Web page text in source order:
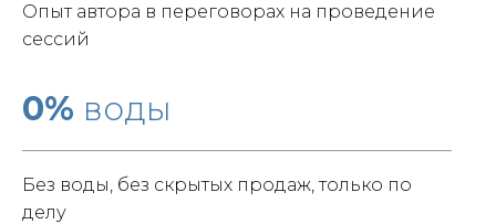
Опыт автора в переговорах на проведение
сессий
0% воды
Без воды, без скрытых продаж, только по
делу